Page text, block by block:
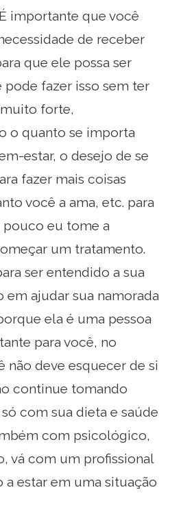
É importante que você
de receber
que ele possa ser
pode fazer isso sem ter
forte,
o quanto se importa
estar, o desejo de se
fazer mais coisas
você a ama, etc. para
eu tome a
um tratamento.
ser entendido a sua
em ajudar sua namorada
ela é uma pessoa
para você, no
não deve esquecer de si
continue tomando
com sua dieta e saúde
com psicológico,
vá com um profissional
a estar em uma situação